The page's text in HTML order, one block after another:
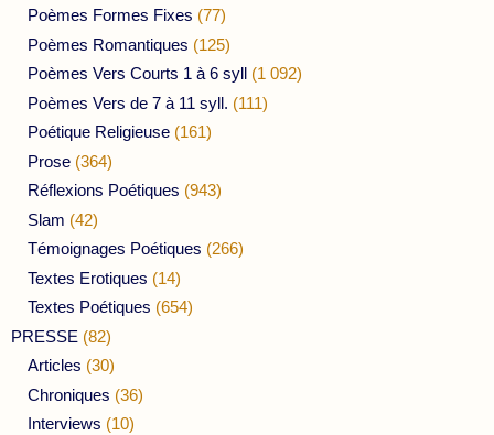
Poèmes Formes Fixes (77)
Poèmes Romantiques (125)
Poèmes Vers Courts 1 à 6 syll (1 092)
Poèmes Vers de 7 à 11 syll. (111)
Poétique Religieuse (161)
Prose (364)
Réflexions Poétiques (943)
Slam (42)
Témoignages Poétiques (266)
Textes Erotiques (14)
Textes Poétiques (654)
PRESSE (82)
Articles (30)
Chroniques (36)
Interviews (10)